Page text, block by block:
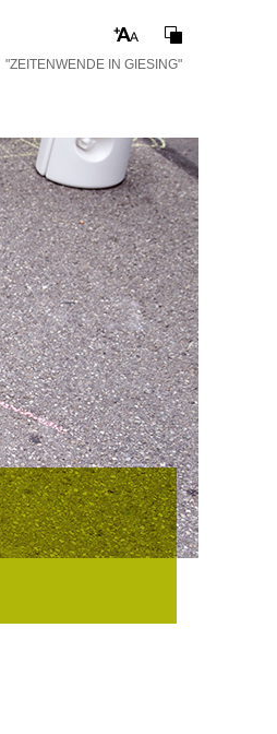
"ZEITENWENDE IN GIESING"